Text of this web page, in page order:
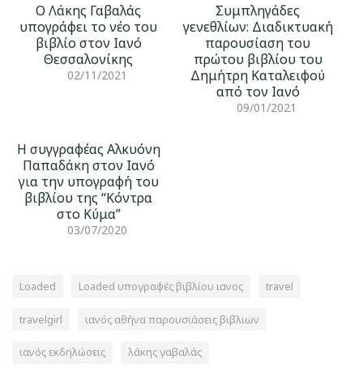
Ο Λάκης Γαβαλάς
υπογράφει το νέο του
βιβλίο στον Ιανό
Θεσσαλονίκης
02/11/2021
Συμπληγάδες
γενεθλίων: Διαδικτυακή
παρουσίαση του
πρώτου βιβλίου του
Δημήτρη Καταλειφού
από τον Ιανό
09/01/2021
Η συγγραφέας Αλκυόνη
Παπαδάκη στον Ιανό
για την υπογραφή του
βιβλίου της “Κόντρα
στο Κύμα”
03/07/2020
Loaded Loaded υπογραφές βιβλίου ιανος travel
travelgirl ιανός αθήνα παρουσιάσεις βιβλιων
ιανός εκδηλώσεις λάκης γαβαλάς